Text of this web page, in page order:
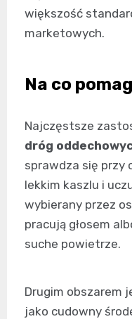
większość
marketowych.
Na co
Najczęstsze
dróg
sprawdza się przy
lekkim kaszlu i
wybierany przez
pracują głosem
suche powietrze.
Drugim obszarem
jako cudowny